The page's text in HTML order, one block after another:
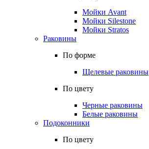
Мойки Avant
Мойки Silestone
Мойки Stratos
Раковины
По форме
Щелевые раковины
По цвету
Черные раковины
Белые раковины
Подоконники
По цвету